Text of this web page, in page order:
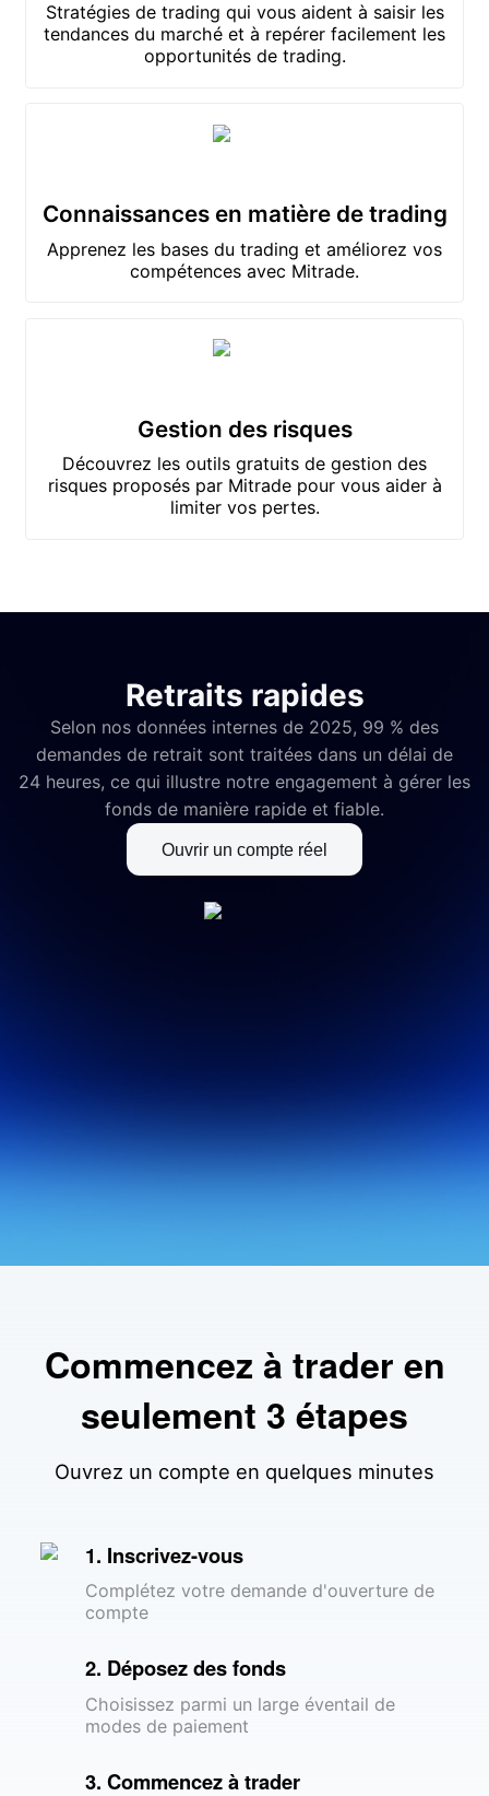
Stratégies de trading qui vous aident à saisir les
tendances du marché et à repérer facilement les
opportunités de trading.
Connaissances en matière de trading
Apprenez les bases du trading et améliorez vos
compétences avec Mitrade.
Gestion des risques
Découvrez les outils gratuits de gestion des
risques proposés par Mitrade pour vous aider à
limiter vos pertes.
Retraits rapides
Selon nos données internes de 2025, 99 % des
demandes de retrait sont traitées dans un délai de
24 heures, ce qui illustre notre engagement à gérer les
fonds de manière rapide et fiable.
Ouvrir un compte réel
Commencez à trader en
seulement 3 étapes
Ouvrez un compte en quelques minutes
1. Inscrivez-vous
Complétez votre demande d'ouverture de
compte
2. Déposez des fonds
Choisissez parmi un large éventail de
modes de paiement
3. Commencez à trader